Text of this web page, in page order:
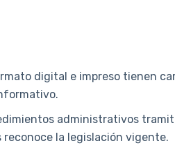
digital e impreso tienen
administrativos
la legislación vigente.